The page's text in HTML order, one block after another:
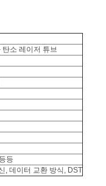
소 레이저 튜브
등
, 데이터 교환 방식, DST